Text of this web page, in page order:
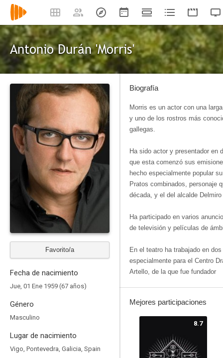
Antonio Durán 'Morris'
Favorito/a
Fecha de nacimiento
Jue, 01 Ene 1959 (67 años)
Género
Masculino
Lugar de nacimiento
Vigo, Pontevedra, Galicia, Spain
Biografía
Morris es un actor con una
y uno de los rostros más
gallegas.
Ha sido actor y presentador en
que esta comenzó sus
hecho especialmente popular
Pratos combinados, personaje
década, y el del alcalde
Ha participado en varios
de televisión y películas de
En el teatro ha trabajado en
especialmente para el Centro
Artello, de la que fue fundador
Mejores participaciones
8.7